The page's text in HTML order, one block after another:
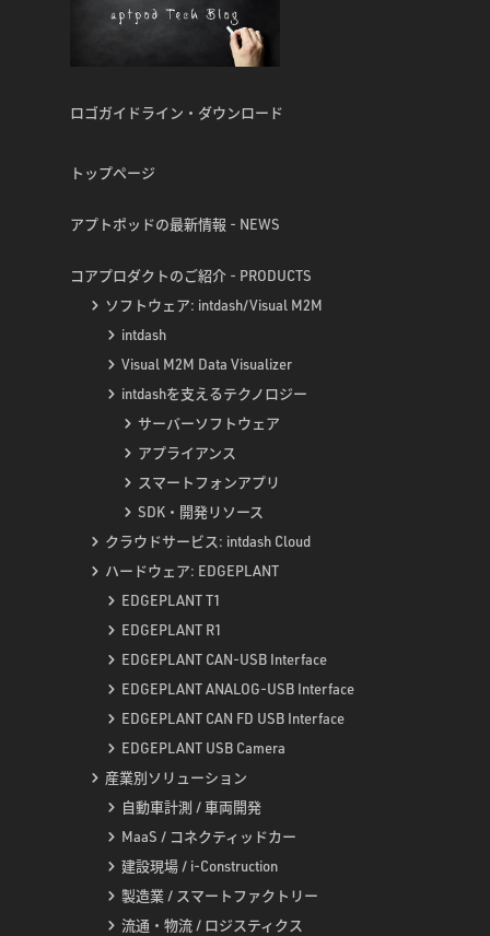
ロゴガイドライン・ダウンロード
トップページ
アプトポッドの最新情報 - NEWS
コアプロダクトのご紹介 - PRODUCTS
ソフトウェア: intdash/Visual M2M
intdash
Visual M2M Data Visualizer
intdashを支えるテクノロジー
サーバーソフトウェア
アプライアンス
スマートフォンアプリ
SDK・開発リソース
クラウドサービス: intdash Cloud
ハードウェア: EDGEPLANT
EDGEPLANT T1
EDGEPLANT R1
EDGEPLANT CAN-USB Interface
EDGEPLANT ANALOG-USB Interface
EDGEPLANT CAN FD USB Interface
EDGEPLANT USB Camera
産業別ソリューション
自動車計測 / 車両開発
MaaS / コネクティッドカー
建設現場 / i-Construction
製造業 / スマートファクトリー
流通・物流 / ロジスティクス